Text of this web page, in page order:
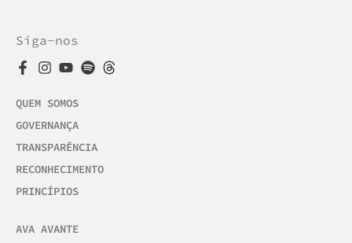
Siga-nos
QUEM SOMOS
GOVERNANÇA
TRANSPARÊNCIA
RECONHECIMENTO
PRINCÍPIOS
AVA AVANTE